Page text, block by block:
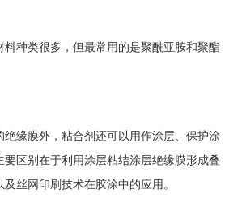
料种类很多，但最常用的是聚酰亚胺和聚酯
绝缘膜外，粘合剂还可以用作涂层、保护涂
要区别在于利用涂层粘结涂层绝缘膜形成叠
丝网印刷技术在胶涂中的应用。